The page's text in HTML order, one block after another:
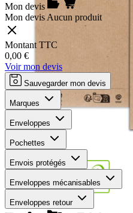
Mon devis
Mon devis Aucun produit
Montant TTC
0,00 €
Voir mon devis
Sauvegarder mon devis
Marques
Enveloppes
Pochettes
Envois protégés
Enveloppes mécanisables
Enveloppes retour